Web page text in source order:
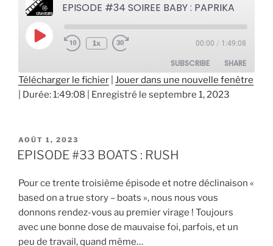
EPISODE #34 SOIREE BABY : PAPRIKA
Play
Episode
1x 00:00 / 1:49:08
SUBSCRIBE SHARE
SHARE
EMBED
Télécharger le fichier Jouer dans une nouvelle fenêtre
Durée: 1:49:08 Enregistré le septembre 1, 2023
PUBLIÉ
LE
AOÛT 1, 2023
EPISODE #33 BOATS : RUSH
Pour ce trente troisième épisode et notre déclinaison «
based on a true story – boats », nous nous vous
donnons rendez-vous au premier virage ! Toujours
avec une bonne dose de mauvaise foi, parfois, et un
peu de travail, quand même…